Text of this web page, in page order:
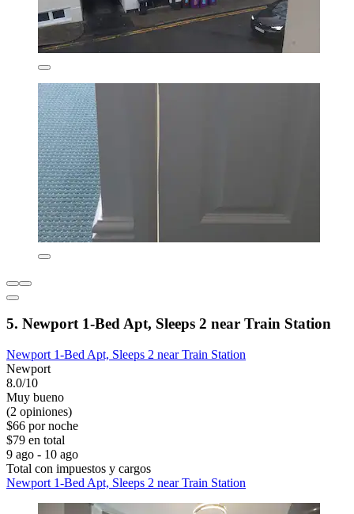
5. Newport 1-Bed Apt, Sleeps 2 near Train Station
Newport 1-Bed Apt, Sleeps 2 near Train Station
Newport
8.0/10
Muy bueno
(2 opiniones)
$66 por noche
$79 en total
9 ago - 10 ago
Total con impuestos y cargos
Newport 1-Bed Apt, Sleeps 2 near Train Station